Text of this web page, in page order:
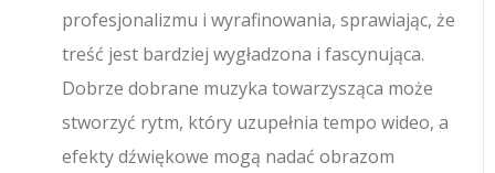
profesjonalizmu i wyrafinowania, sprawiając, że
treść jest bardziej wygładzona i fascynująca.
Dobrze dobrane muzyka towarzysząca może
stworzyć rytm, który uzupełnia tempo wideo, a
efekty dźwiękowe mogą nadać obrazom